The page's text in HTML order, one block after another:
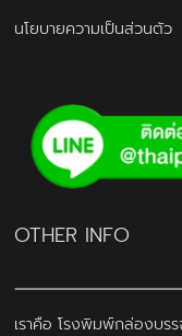
นโยบายความเป็นส่วนตัว
OTHER INFO
เราคือ โรงพิมพ์กล่องบ